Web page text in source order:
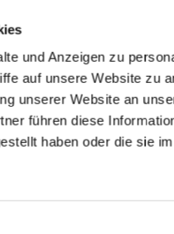
und Anzeigen zu
auf unsere Website zu
unserer Website an
führen diese
haben oder die sie